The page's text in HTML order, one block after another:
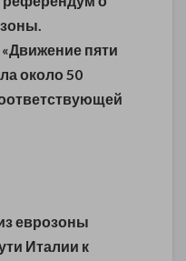
пяти
около 50
еврозоны
Италии к